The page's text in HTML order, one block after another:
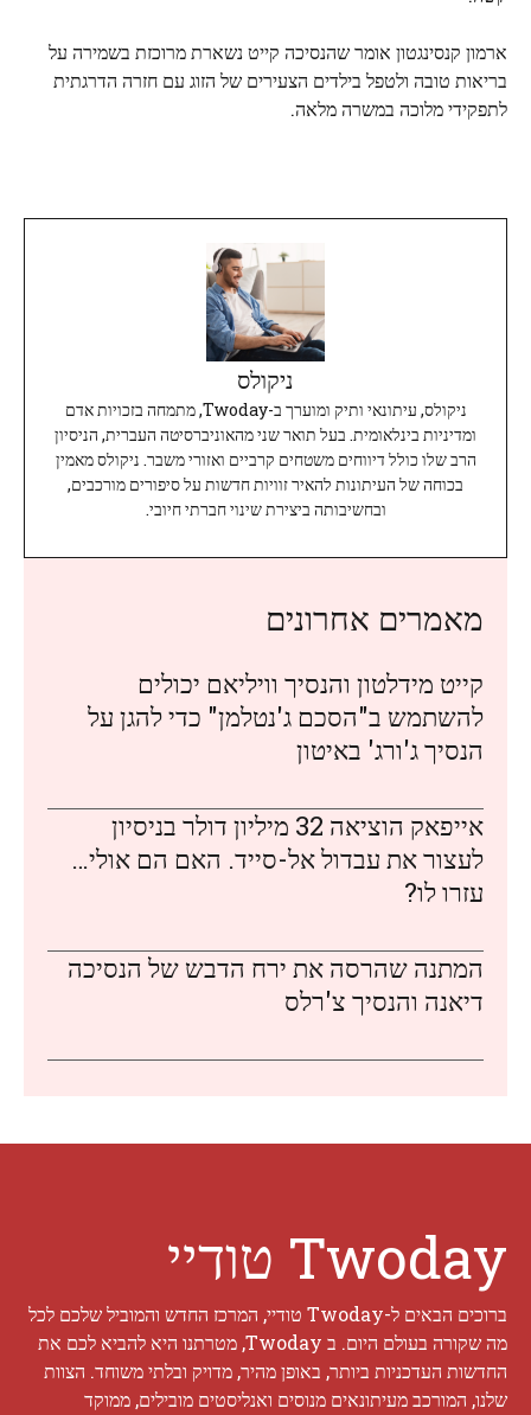
ארמון קנסינגטון אומר שהנסיכה קייט נשארת מרוכזת בשמירה על
בריאות טובה ולטפל בילדים הצעירים של הזוג עם חזרה הדרגתית
לתפקידי מלוכה במשרה מלאה.
ניקולס
ניקולס, עיתונאי ותיק ומוערך ב-Twoday, מתמחה בזכויות אדם
ומדיניות בינלאומית. בעל תואר שני מהאוניברסיטה העברית, הניסיון
הרב שלו כולל דיווחים משטחים קרביים ואזורי משבר. ניקולס מאמין
בכוחה של העיתונות להאיר זוויות חדשות על סיפורים מורכבים,
ובחשיבותה ביצירת שינוי חברתי חיובי.
מאמרים אחרונים
קייט מידלטון והנסיך וויליאם יכולים
להשתמש ב"הסכם ג'נטלמן" כדי להגן על
הנסיך ג'ורג' באיטון
אייפאק הוציאה 32 מיליון דולר בניסיון
לעצור את עבדול אל-סייד. האם הם אולי…
עזרו לו?
המתנה שהרסה את ירח הדבש של הנסיכה
דיאנה והנסיך צ'רלס
Twoday טודיי
ברוכים הבאים ל-Twoday טודיי, המרכז החדש והמוביל שלכם לכל
מה שקורה בעולם היום. ב Twoday, מטרתנו היא להביא לכם את
החדשות העדכניות ביותר, באופן מהיר, מדויק ובלתי משוחד. הצוות
שלנו, המורכב מעיתונאים מנוסים ואנליסטים מובילים, ממוקד